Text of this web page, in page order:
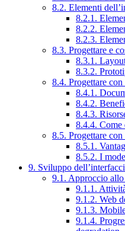
8.2. Elementi
8.2.1.
8.2.2.
8.2.3.
8.3. Progettare e
8.3.1.
8.3.2.
8.4. Progettare
8.4.1.
8.4.2.
8.4.3.
8.4.4. Come
8.5. Progettare
8.5.1.
8.5.2. I
9. Sviluppo
9.1. Approccio
9.1.1.
9.1.2. Web
9.1.3.
9.1.4.